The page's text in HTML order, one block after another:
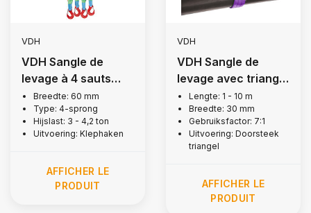
VDH
VDH Sangle de
levage à 4 sauts
avec crochets à
rabat, 3 tonnes
Breedte: 60 mm
Type: 4-sprong
Hijslast: 3 - 4,2 ton
Uitvoering: Klephaken
AFFICHER LE
PRODUIT
VDH
VDH Sangle de
levage avec triangle
d'emboîtement, 1
tonne
Lengte: 1 - 10 m
Breedte: 30 mm
Gebruiksfactor: 7:1
Uitvoering: Doorsteek
triangel
AFFICHER LE
PRODUIT